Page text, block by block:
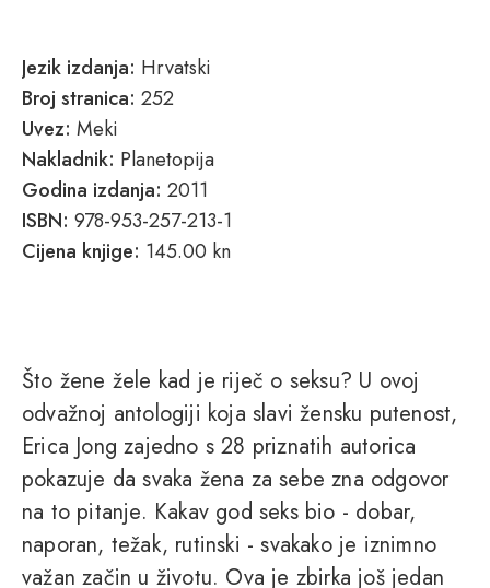
Jezik izdanja: Hrvatski
Broj stranica: 252
Uvez: Meki
Nakladnik: Planetopija
Godina izdanja: 2011
ISBN: 978-953-257-213-1
Cijena knjige: 145.00 kn
Što žene žele kad je riječ o seksu? U ovoj
odvažnoj antologiji koja slavi žensku putenost,
Erica Jong zajedno s 28 priznatih autorica
pokazuje da svaka žena za sebe zna odgovor
na to pitanje. Kakav god seks bio - dobar,
naporan, težak, rutinski - svakako je iznimno
važan začin u životu. Ova je zbirka još jedan